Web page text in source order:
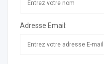
Adresse Email: